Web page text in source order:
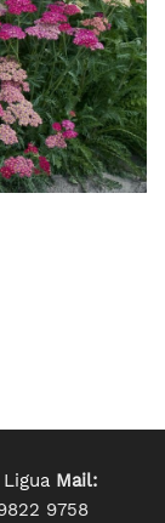
Mail:
9758